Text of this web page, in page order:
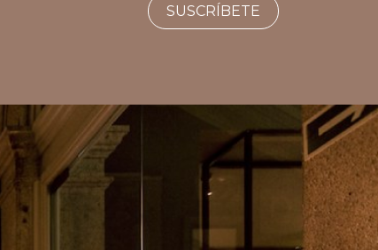
SUSCRÍBETE